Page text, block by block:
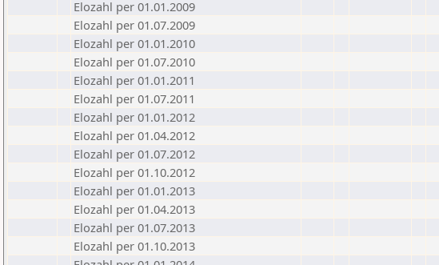
Elozahl per 01.01.2009
Elozahl per 01.07.2009
Elozahl per 01.01.2010
Elozahl per 01.07.2010
Elozahl per 01.01.2011
Elozahl per 01.07.2011
Elozahl per 01.01.2012
Elozahl per 01.04.2012
Elozahl per 01.07.2012
Elozahl per 01.10.2012
Elozahl per 01.01.2013
Elozahl per 01.04.2013
Elozahl per 01.07.2013
Elozahl per 01.10.2013